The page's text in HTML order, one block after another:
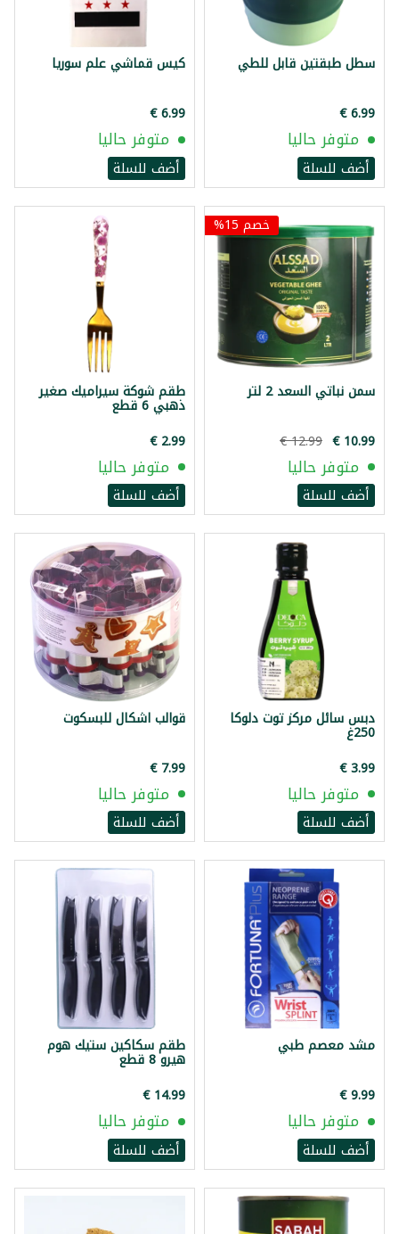
سطل طبقتين قابل للطي
متوفر حاليا
أضف للسلة
كيس قماشي علم سوريا
متوفر حاليا
أضف للسلة
خصم 15%
سمن نباتي السعد 2 لتر
متوفر حاليا
أضف للسلة
طقم شوكة سيراميك صغير
ذهبي 6 قطع
متوفر حاليا
أضف للسلة
دبس سائل مركز توت دلوكا
250غ
متوفر حاليا
أضف للسلة
قوالب اشكال للبسكوت
متوفر حاليا
أضف للسلة
مشد معصم طبي
متوفر حاليا
أضف للسلة
طقم سكاكين ستيك هوم
هيرو 8 قطع
متوفر حاليا
أضف للسلة